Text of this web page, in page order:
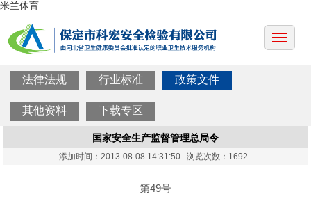
米兰体育
法律法规 行业标准 政策文件
其他资料 下载专区
国家安全生产监督管理总局令
添加时间：2013-08-08 14:31:50 浏览次数：1692
第49号